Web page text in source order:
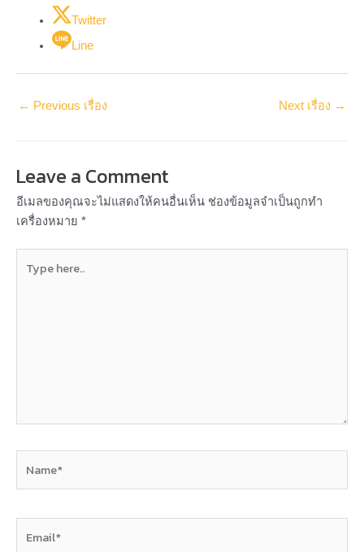
Twitter
Line
← Previous เรื่อง Next เรื่อง →
Leave a Comment
อีเมลของคุณจะไม่แสดงให้คนอื่นเห็น ช่องข้อมูลจำเป็นถูกทำ
เครื่องหมาย *
here..